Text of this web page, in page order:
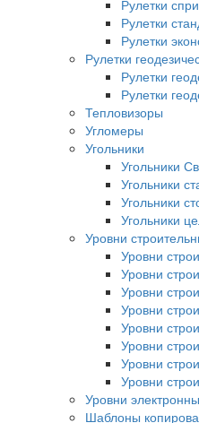
Рулетки
Рулетки
Рулетки
Рулетки
Рулетки
Рулетки
Тепловизоры
Угломеры
Угольники
Угольники
Угольники
Угольники
Угольники
Уровни
Уровни
Уровни
Уровни
Уровни
Уровни
Уровни
Уровни
Уровни
Уровни
Шаблоны